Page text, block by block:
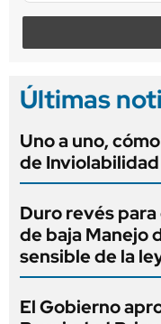
Últimas
Uno a uno,
de
Duro revés
de baja Manejo
sensible de la
El Gobierno